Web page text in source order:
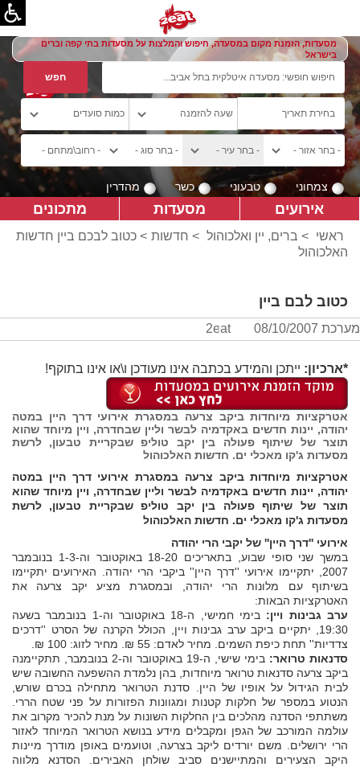
מסעדות, הזמנת מקום במסעדה, חיפוש והמלצות על מסעדות בתי קפה וברים
בישראל
צמחוני טבעוני כשר מהדרין
אירועים מסעדות מתכונים
ראשי > ברים, יין ואלכוהול > חדשות > כטוב לבכם ביין חדשות
האלכוהול
כטוב לבם ביין
מערכת 2eat 08/10/2007
*ארכיון: ייתכן והמידע בכתבה אינו מעודכן ו\או אינו בתוקף!
אטרקציות מיוחדות ביקב צרעה במסגרת אירועי דרך היין במטה
יהודה, יינות חדשים באקדמיה לבשר וליין שבחדרה, ויין מיוחד שהוא
תוצר של שיתוף פעולה בין יקב טוליפ שבקריית טבעון, לרשת
מסעדות ג'קו מאכלי ים. חדשות האלכוהול
אטרקציות מיוחדות ביקב צרעה במסגרת אירועי דרך היין במטה
יהודה, יינות חדשים באקדמיה לבשר וליין שבחדרה, ויין מיוחד שהוא
תוצר של שיתוף פעולה בין יקב טוליפ שבקריית טבעון, לרשת
מסעדות ג'קו מאכלי ים. חדשות האלכוהול
אירועי ''דרך היין'' של יקבי הרי יהודה
במשך שני סופי שבוע, בתאריכים 18-20 באוקטובר וה-1-3 בנובמבר
2007, יתקיימו אירועי ''דרך היין'' ביקבי הרי יהודה. האירועים יתקיימו
בשיתוף עם מלונות הרי יהודה, ובמסגרת מציע יקב צרעה את
האטרקציות הבאות:
ערב גבינות ויין:
בימי חמישי, ה-18 באוקטובר וה-1 בנובמבר בשעה
19:30, יתקיים ביקב ערב גבינות ויין, הכולל הקרנה של הסרט ''דרכים
צדדיות'' תחת כיפת השמים. מחיר לאדם: 55 ₪. מחיר לזוג: 100 ₪.
סדנאות טרואר:
בימי שישי, ה-19 באוקטובר וה-2 בנובמבר, תתקיימנה
ביקב צרעה סדנאות טרואר מיוחדות, בהן נלמדת ההשפעה החשובה שיש
לבית הגידול על אופיו של היין. סדנת הטרואר מתחילה בכרם שורש,
הנטוע במספר של חלקות קטנות ומגוונות הפזורות על פני שטח הררי.
משתתפי הסדנה מהלכים בין החלקות השונות על מנת להכיר מקרוב את
עולמה המורכב של הגפן ומקבלים מידע בנושא הטרואר המיוחד לאזור
הרי ירושלים. משם יורדים ליקב בצרעה, וטועמים באופן מודרך מיינות
היקב הצעירים והמתיישנים סביב שולחן האבירים. הסדנא מלווה